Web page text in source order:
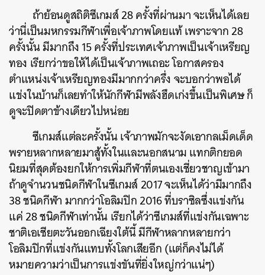
​ ถ้าย้อนดูสถิติซีเกมส์ 28 ครั้งที่ผ่านมา จะเห็นได้เลย
ว่านี่เป็นมหกรรมกีฬาเพื่อเจ้าภาพโดยแท้ เพราะจาก 28
ครั้งนั้น มีมากถึง 15 ครั้งที่ประเทศเจ้าภาพเป็นเจ้าเหรียญ
ทอง เรียกว่าขอให้ได้เป็นเจ้าภาพเถอะ โอกาสครอง
ตำแหน่งเจ้าเหรียญทองมีมากกว่าครึ่ง จะบอกว่าพอได้
แข่งในบ้านก็เลยทำให้นักกีฬามีพลังฮึดเก่งขึ้นเป็นพิเศษ ก็
ดูจะปิดตาข้างเดียวไปหน่อย
​ ซีเกมส์แต่ละครั้งนั้น เจ้าภาพมักจะงัดเอากลเม็ดเด็ด
พรายหลากหลายมาสู้ทั้งในและนอกสนาม แทกติกยอด
นิยมที่สุดต้องยกให้การเพิ่มกีฬาที่ตนเองเชี่ยวชาญเข้ามา
ถ้าดูจำนวนชนิดกีฬาในซีเกมส์ 2017 จะเห็นได้ว่ามีมากถึง
38 ชนิดกีฬา มากกว่าโอลิมปิก 2016 ที่บราซิลซึ่งแข่งกัน
แค่ 28 ชนิดกีฬาเท่านั้น เรียกได้ว่าซีเกมส์ที่แข่งกันเฉพาะ
ชาติเอเชียตะวันออกเฉียงใต้นี้ มีกีฬาหลากหลายกว่า
โอลิมปิกที่แข่งกันแทบทั้งโลกเสียอีก (แต่ก็คงไม่ได้
หมายความว่าเป็นการแข่งขันที่ยิ่งใหญ่กว่าแน่ๆ)